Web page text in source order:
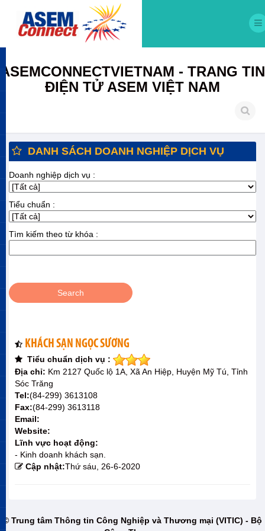
ASEMCONNECTVIETNAM - TRANG TIN
ĐIỆN TỬ ASEM VIỆT NAM
DANH SÁCH DOANH NGHIỆP DỊCH VỤ
Doanh nghiệp dịch vụ :
Tiểu chuẩn :
Tìm kiếm theo từ khóa :
KHÁCH SẠN NGỌC SƯƠNG
Tiểu chuẩn dịch vụ :
Địa chỉ: Km 2127 Quốc lộ 1A, Xã An Hiệp, Huyện Mỹ Tú, Tỉnh
Sóc Trăng
Tel:(84-299) 3613108
Fax:(84-299) 3613118
Email:
Website:
Lĩnh vực hoạt động:
- Kinh doanh khách sạn.
Cập nhật:Thứ sáu, 26-6-2020
© Trung tâm Thông tin Công Nghiệp và Thương mại (VITIC) - Bộ